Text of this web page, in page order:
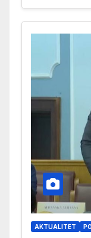
AKTUALITET